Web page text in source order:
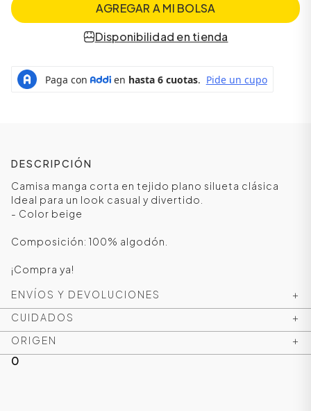
AGREGAR A MI BOLSA
Disponibilidad en tienda
DESCRIPCIÓN
Camisa manga corta en tejido plano silueta clásica
Ideal para un look casual y divertido.
- Color beige
Composición: 100% algodón.
¡Compra ya!
ENVÍOS Y DEVOLUCIONES
+
CUIDADOS
+
ORIGEN
+
0